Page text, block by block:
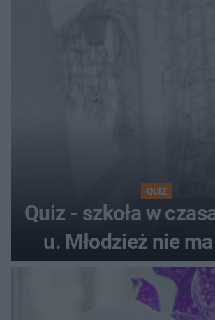
QUIZ
Quiz - szkoła w
u. Młodzież nie